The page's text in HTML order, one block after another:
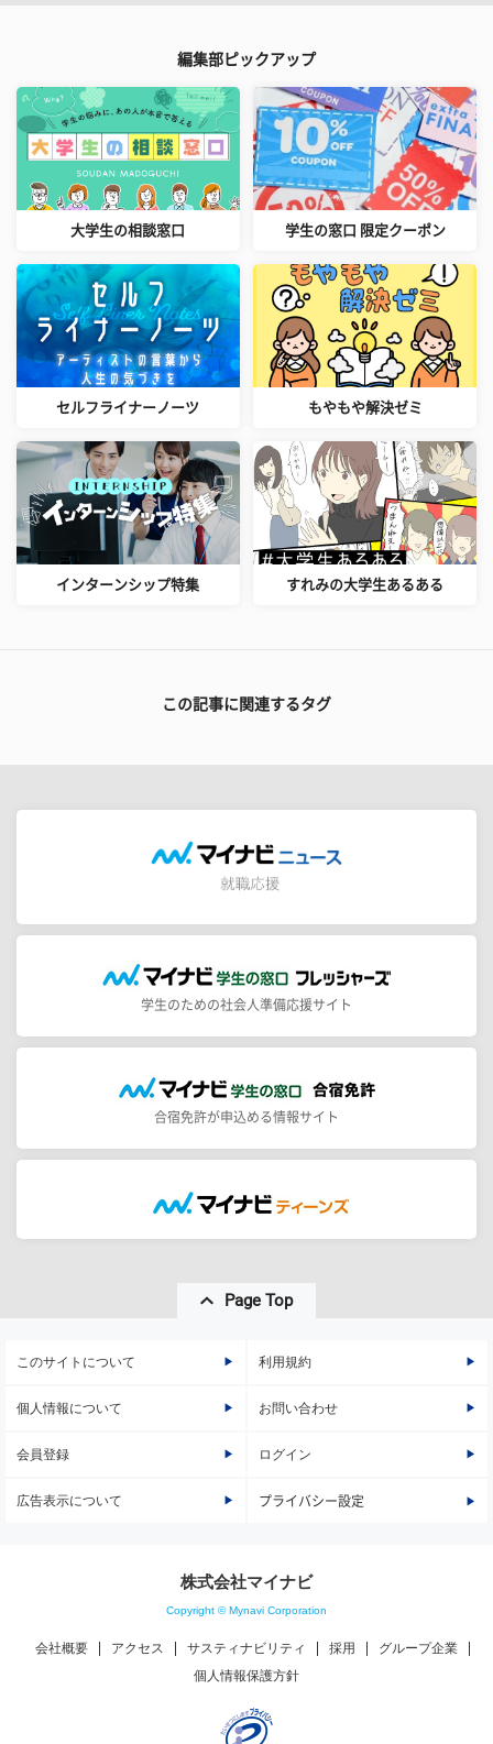
編集部ピックアップ
大学生の相談窓口 学生の窓口 限定クーポン
セルフライナーノーツ もやもや解決ゼミ
インターンシップ特集 すれみの大学生あるある
この記事に関連するタグ
学生のための社会人準備応援サイト
合宿免許が申込める情報サイト
Page Top
このサイトについて 利用規約
個人情報について お問い合わせ
会員登録 ログイン
広告表示について プライバシー設定
株式会社マイナビ
Copyright © Mynavi Corporation
会社概要 アクセス サスティナビリティ 採用
グループ企業
個人情報保護方針